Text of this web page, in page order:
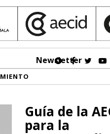
Newsletter
Guía de la
para la